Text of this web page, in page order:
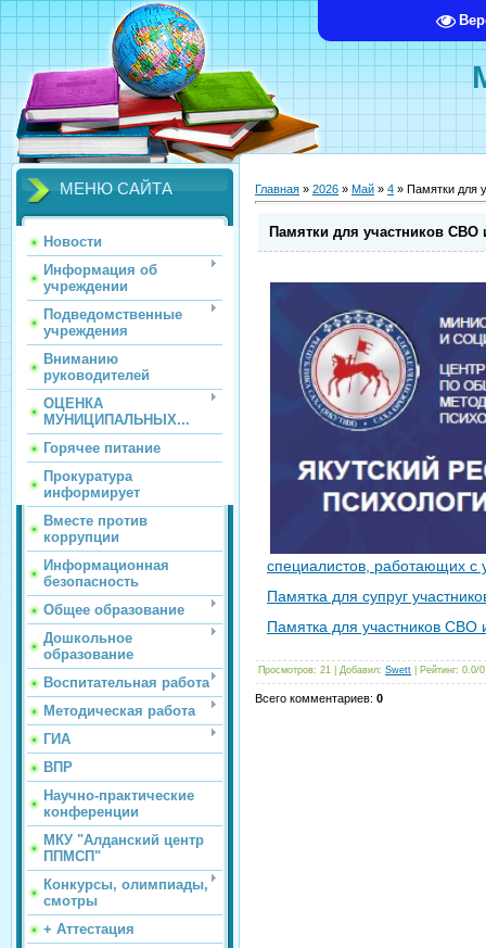
МЕНЮ САЙТА
Новости
Информация об
учреждении
Подведомственные
учреждения
Вниманию
руководителей
ОЦЕНКА
МУНИЦИПАЛЬНЫХ...
Горячее питание
Прокуратура
информирует
Вместе против
коррупции
Информационная
безопасность
Общее образование
Дошкольное
образование
Воспитательная работа
Методическая работа
ГИА
ВПР
Научно-практические
конференции
МКУ "Алданский центр
ППМСП"
Конкурсы, олимпиады,
смотры
+ Аттестация
Главная » 2026 » Май » 4 » Памятки для
Памятки для участников СВО
специалистов, работающих
Памятка для супруг
Памятка для участников СВО
Просмотров: 21 | Добавил: Swett Рейтинг: 0.0/0
Всего комментариев: 0